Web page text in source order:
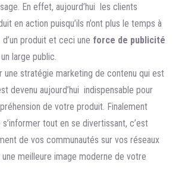
En effet, aujourd’hui les clients
en action puisqu’ils n’ont plus le temps à
produit et ceci une force de publicité
large public.
une stratégie marketing de contenu qui est
devenu aujourd’hui indispensable pour
de votre produit. Finalement
tout en se divertissant, c’est
de vos communautés sur vos réseaux
une meilleure image moderne de votre